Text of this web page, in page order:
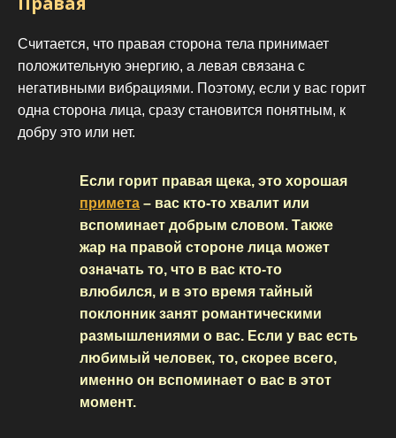
Считается, что правая сторона тела принимает
положительную энергию, а левая связана с
негативными вибрациями. Поэтому, если у вас горит
одна сторона лица, сразу становится понятным, к
добру это или нет.
Если горит правая щека, это хорошая
примета – вас кто-то хвалит или
вспоминает добрым словом. Также
жар на правой стороне лица может
означать то, что в вас кто-то
влюбился, и в это время тайный
поклонник занят романтическими
размышлениями о вас. Если у вас есть
любимый человек, то, скорее всего,
именно он вспоминает о вас в этот
момент.